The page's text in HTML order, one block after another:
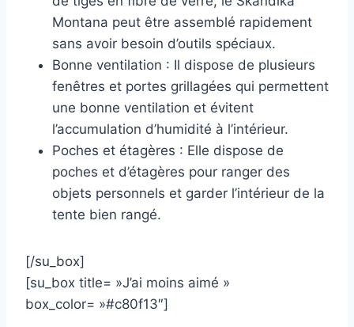
Montana peut être assemblé rapidement
sans avoir besoin d’outils spéciaux.
Bonne ventilation : Il dispose de plusieurs
fenêtres et portes grillagées qui permettent
une bonne ventilation et évitent
l’accumulation d’humidité à l’intérieur.
Poches et étagères : Elle dispose de
poches et d’étagères pour ranger des
objets personnels et garder l’intérieur de la
tente bien rangé.
[/su_box]
[su_box title= »J’ai moins aimé »
box_color= »#c80f13″]